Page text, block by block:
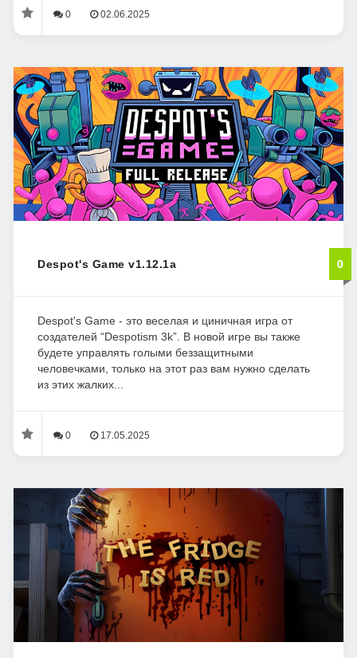
0 02.06.2025
Despot's Game v1.12.1a 0
Despot's Game - это веселая и циничная игра от
создателей “Despotism 3k”. В новой игре вы также
будете управлять голыми беззащитными
человечками, только на этот раз вам нужно сделать
из этих жалких...
0 17.05.2025